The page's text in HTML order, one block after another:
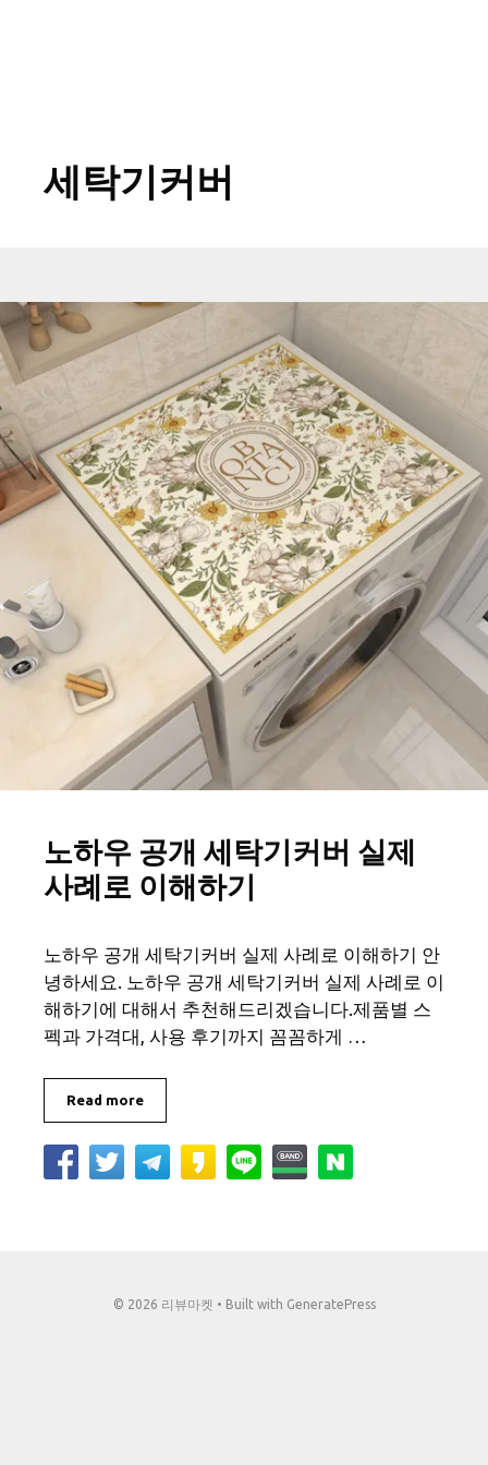
세탁기커버
노하우 공개 세탁기커버 실제
사례로 이해하기
노하우 공개 세탁기커버 실제 사례로 이해하기 안
녕하세요. 노하우 공개 세탁기커버 실제 사례로 이
해하기에 대해서 추천해드리겠습니다.제품별 스
펙과 가격대, 사용 후기까지 꼼꼼하게 …
Read more
© 2026 리뷰마켓 • Built with GeneratePress